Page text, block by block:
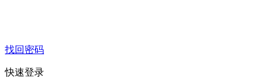
找回密码
快速登录